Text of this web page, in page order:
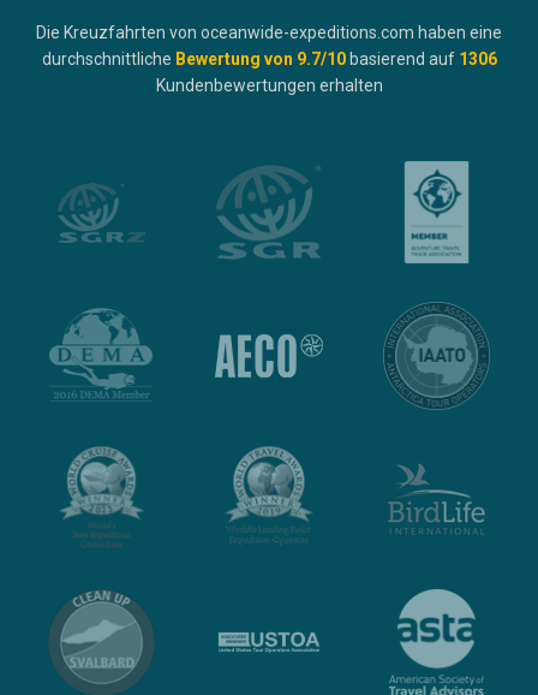
Die Kreuzfahrten von oceanwide-expeditions.com haben eine
durchschnittliche Bewertung von 9.7/10 basierend auf 1306
Kundenbewertungen erhalten